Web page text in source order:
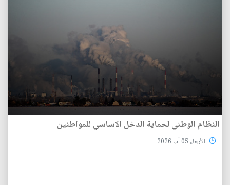
النظام الوطني لحماية الدخل الاساسي للمواطنين
الأربعاء 05 آب 2026